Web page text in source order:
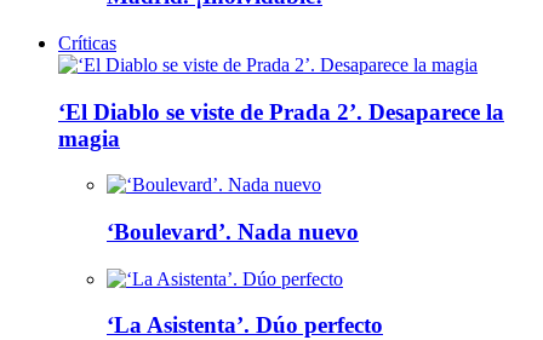
Críticas
‘El Diablo se viste de Prada 2’. Desaparece la
magia
‘Boulevard’. Nada nuevo
‘La Asistenta’. Dúo perfecto